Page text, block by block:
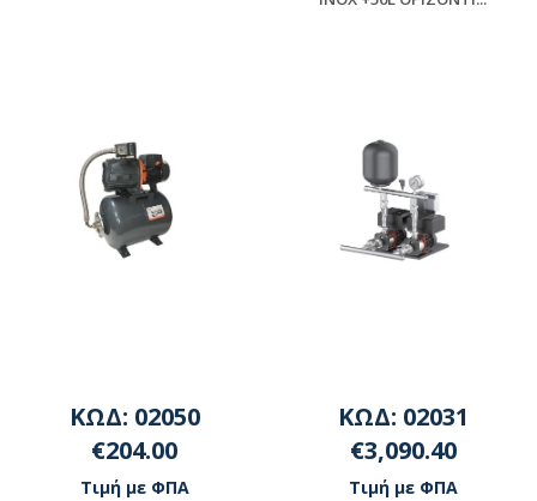
ΚΩΔ: 02050
€204.00
Τιμή με ΦΠΑ
ΚΩΔ: 02031
€3,090.40
Τιμή με ΦΠΑ